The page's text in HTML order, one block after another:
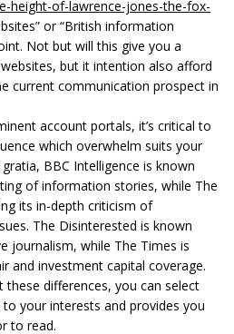
height-of-lawrence-jones-the-fox-
or “British information
Not but will this give you a
but it intention also afford
current communication prospect in
account portals, it’s critical to
which overwhelm suits your
BBC Intelligence is known
of information stories, while The
its in-depth criticism of
The Disinterested is known
journalism, while The Times is
and investment capital coverage.
differences, you can select
your interests and provides you
to read.